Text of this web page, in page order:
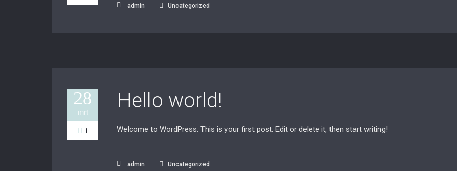
admin Uncategorized
28
mrt
1
Hello world!
Welcome to WordPress. This is your first post. Edit or delete it, then start writing!
admin Uncategorized